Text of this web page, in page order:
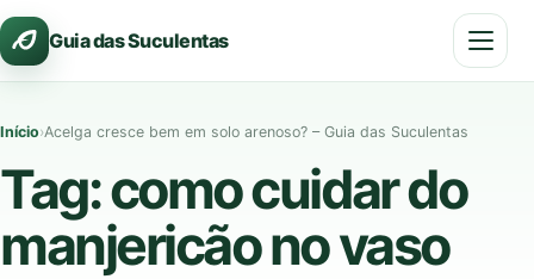
Pular
para
o
Guia das Suculentas
Início›Acelga cresce bem em solo arenoso? – Guia das Suculentas
Tag:como cuidar do
manjericão no vaso